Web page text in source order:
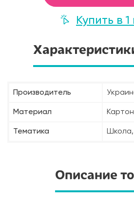
Купить в
Производитель
Материал Картон
Тематика Школа,
Описание